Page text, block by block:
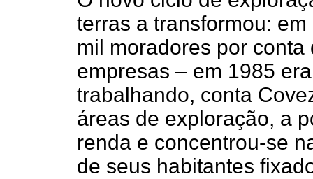
terras a transformou:
mil moradores por
empresas – em 1985
trabalhando, conta
áreas de exploração, a
renda e concentrou-se
de seus habitantes